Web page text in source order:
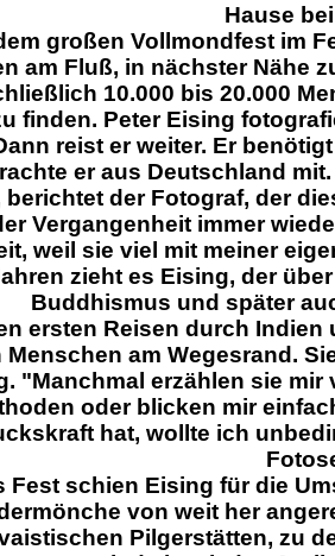
Hause
großen Vollmondfest im
am Fluß, in nächster Nähe
10.000 bis 20.000
finden. Peter Eising
reist er weiter. Er
er aus Deutschland
berichtet der Fotograf, der
Vergangenheit immer
weil sie viel mit meiner
zieht es Eising, der
Buddhismus und später
ersten Reisen durch
am Wegesrand.
. "Manchmal erzählen sie
oder blicken mir
hat, wollte ich
Fest schien Eising für die
von weit her
Pilgerstätten, zu